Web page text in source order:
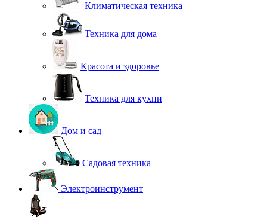
Климатическая техника
Техника для дома
Красота и здоровье
Техника для кухни
Дом и сад
Садовая техника
Электроинструмент